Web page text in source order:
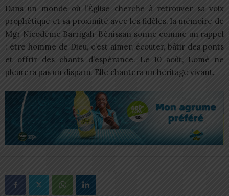
Dans un monde où l’Église cherche à retrouver sa voix
prophétique et sa proximité avec les fidèles, la mémoire de
Mgr Nicodème Barrigah-Bénissan sonne comme un rappel
: être homme de Dieu, c’est aimer, écouter, bâtir des ponts
et offrir des chants d’espérance. Le 10 août, Lomé ne
pleurera pas un disparu. Elle chantera un héritage vivant.